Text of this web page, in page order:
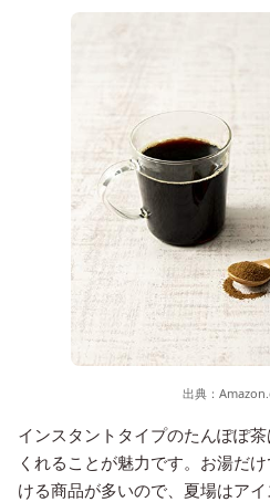
出典：
インスタントタイプのたんぽぽ
くれることが魅力です。お湯だ
ける商品が多いので、夏場はア